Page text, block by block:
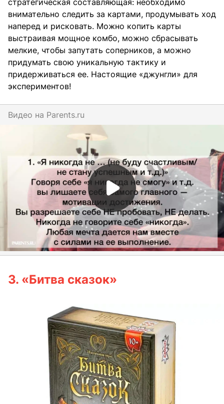
внимательно следить за картами, продумывать ход
наперед и рисковать. Можно копить карты
выстраивая мощное комбо, можно сбрасывать
мелкие, чтобы запутать соперников, а можно
придумать свою уникальную тактику и
придерживаться ее. Настоящие «джунгли» для
экспериментов!
Видео на parents.ru
3. «Битва сказок»